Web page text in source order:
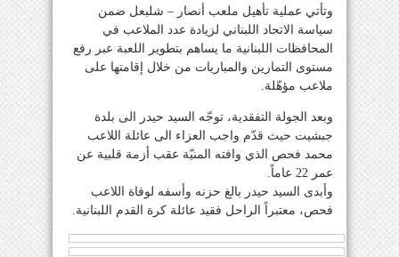
وتأتي عملية تأهيل ملعب أنصار – شلبعل ضمن
سياسة الاتحاد اللبناني لزيادة عدد الملاعب في
المحافظات اللبنانية ما يساهم بتطوير اللعبة عبر رفع
مستوى التمارين والمباريات من خلال إقامتها على
ملاعب مؤهّلة.
وبعد الجولة التفقدية، توجّه السيد حيدر الى بلدة
جبشيت حيث قدّم واجب العزاء الى عائلة اللاعب
محمد فحص الذي وافته المنيّة عقب أزمة قلبية عن
عمر 22 عاماً.
وأبدى السيد حيدر بالغ حزنه وأسفه لوفاة اللاعب
فحص، معتبراً الراحل فقيد عائلة كرة القدم اللبنانية.